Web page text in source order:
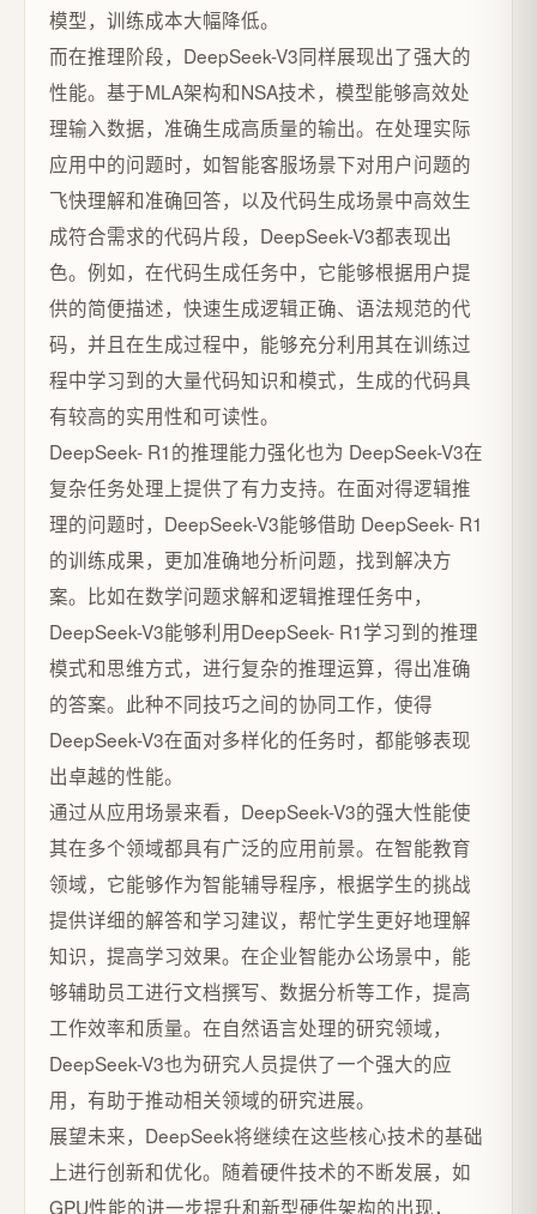
模型，训练成本大幅降低。
而在推理阶段，DeepSeek-V3同样展现出了强大的
性能。基于MLA架构和NSA技术，模型能够高效处
理输入数据，准确生成高质量的输出。在处理实际
应用中的问题时，如智能客服场景下对用户问题的
飞快理解和准确回答，以及代码生成场景中高效生
成符合需求的代码片段，DeepSeek-V3都表现出
色。例如，在代码生成任务中，它能够根据用户提
供的简便描述，快速生成逻辑正确、语法规范的代
码，并且在生成过程中，能够充分利用其在训练过
程中学习到的大量代码知识和模式，生成的代码具
有较高的实用性和可读性。
DeepSeek- R1的推理能力强化也为 DeepSeek-V3在
复杂任务处理上提供了有力支持。在面对得逻辑推
理的问题时，DeepSeek-V3能够借助 DeepSeek- R1
的训练成果，更加准确地分析问题，找到解决方
案。比如在数学问题求解和逻辑推理任务中，
DeepSeek-V3能够利用DeepSeek- R1学习到的推理
模式和思维方式，进行复杂的推理运算，得出准确
的答案。此种不同技巧之间的协同工作，使得
DeepSeek-V3在面对多样化的任务时，都能够表现
出卓越的性能。
通过从应用场景来看，DeepSeek-V3的强大性能使
其在多个领域都具有广泛的应用前景。在智能教育
领域，它能够作为智能辅导程序，根据学生的挑战
提供详细的解答和学习建议，帮忙学生更好地理解
知识，提高学习效果。在企业智能办公场景中，能
够辅助员工进行文档撰写、数据分析等工作，提高
工作效率和质量。在自然语言处理的研究领域，
DeepSeek-V3也为研究人员提供了一个强大的应
用，有助于推动相关领域的研究进展。
展望未来，DeepSeek将继续在这些核心技术的基础
上进行创新和优化。随着硬件技术的不断发展，如
GPU性能的进一步提升和新型硬件架构的出现，